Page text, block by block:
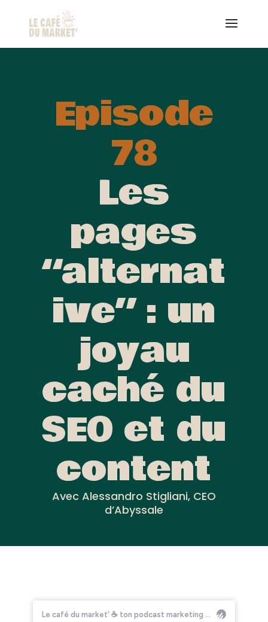
Episode
78
Les
pages
“alternat
ive” : un
joyau
caché du
SEO et du
content
Avec Alessandro Stigliani, CEO
d’Abyssale